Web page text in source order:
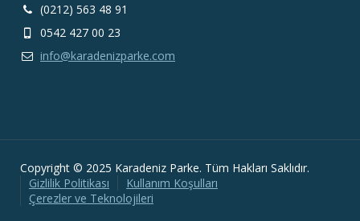
(0212) 563 48 91
0542 427 00 23
info@karadenizparke.com
Copyright © 2025 Karadeniz Parke. Tüm Hakları Saklıdır.
Gizlilik Politikası
Kullanım Koşulları
Çerezler ve Teknolojileri